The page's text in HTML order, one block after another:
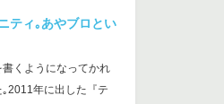
ティ｡あやブロとい
くようになってかれ
2011年に出した『テ